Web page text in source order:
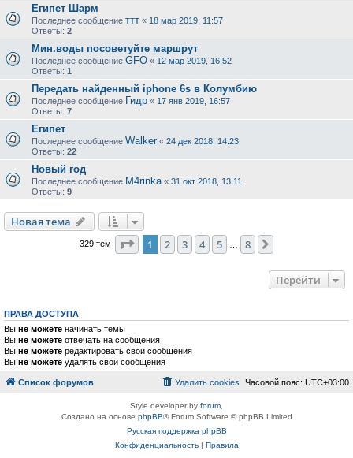
Египет Шарм
Последнее сообщение ттт « 18 мар 2019, 11:57
Ответы: 2
Мин.воды посоветуйте маршрут
Последнее сообщение GFO « 12 мар 2019, 16:52
Ответы: 1
Передать найденный iphone 6s в Колумбию
Последнее сообщение Гидр « 17 янв 2019, 16:57
Ответы: 7
Египет
Последнее сообщение Walker « 24 дек 2018, 14:23
Ответы: 22
Новый год
Последнее сообщение M4rinka « 31 окт 2018, 13:11
Ответы: 9
Новая тема
329 тем Страница из
1 2 3 4 5 8
Перейти
ПРАВА ДОСТУПА
Вы не можете начинать темы
Вы не можете отвечать на сообщения
Вы не можете редактировать свои сообщения
Вы не можете удалять свои сообщения
Список форумов Часовой пояс: UTC+03:00
Удалить cookies
Style developer by forum
Создано на основе phpBB® Forum Software © phpBB Limited
Русская поддержка phpBB
Конфиденциальность| Правила